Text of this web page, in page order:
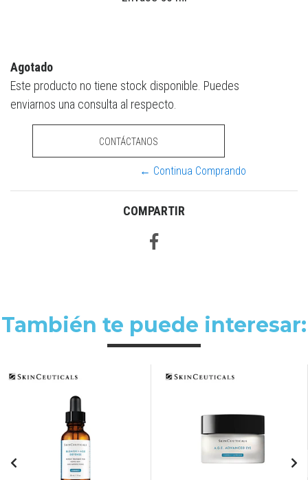
Agotado
Este producto no tiene stock disponible. Puedes
enviarnos una consulta al respecto.
CONTÁCTANOS
← Continua Comprando
COMPARTIR
También te puede interesar: